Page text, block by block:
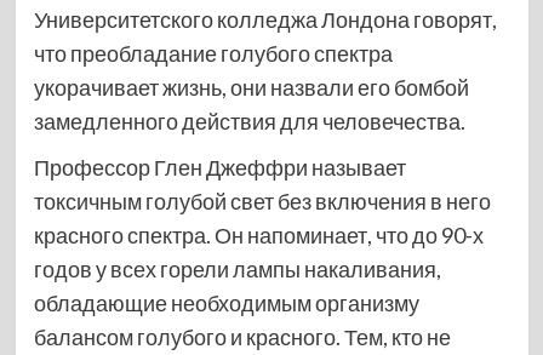
Университетского колледжа Лондона говорят,
что преобладание голубого спектра
укорачивает жизнь, они назвали его бомбой
замедленного действия для человечества.
Профессор Глен Джеффри называет
токсичным голубой свет без включения в него
красного спектра. Он напоминает, что до 90-х
годов у всех горели лампы накаливания,
обладающие необходимым организму
балансом голубого и красного. Тем, кто не